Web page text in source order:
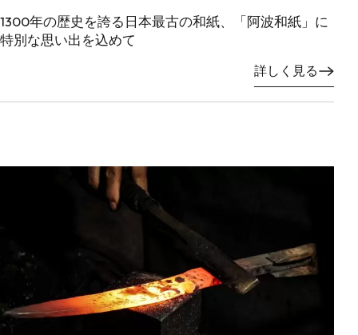
1300年の歴史を誇る日本最古の和紙、「阿波和紙」に
特別な思い出を込めて
詳しく見る